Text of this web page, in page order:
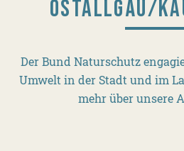
OSTALLGÄU/
Der Bund Naturschutz
Umwelt in der Stadt und im
mehr über unsere